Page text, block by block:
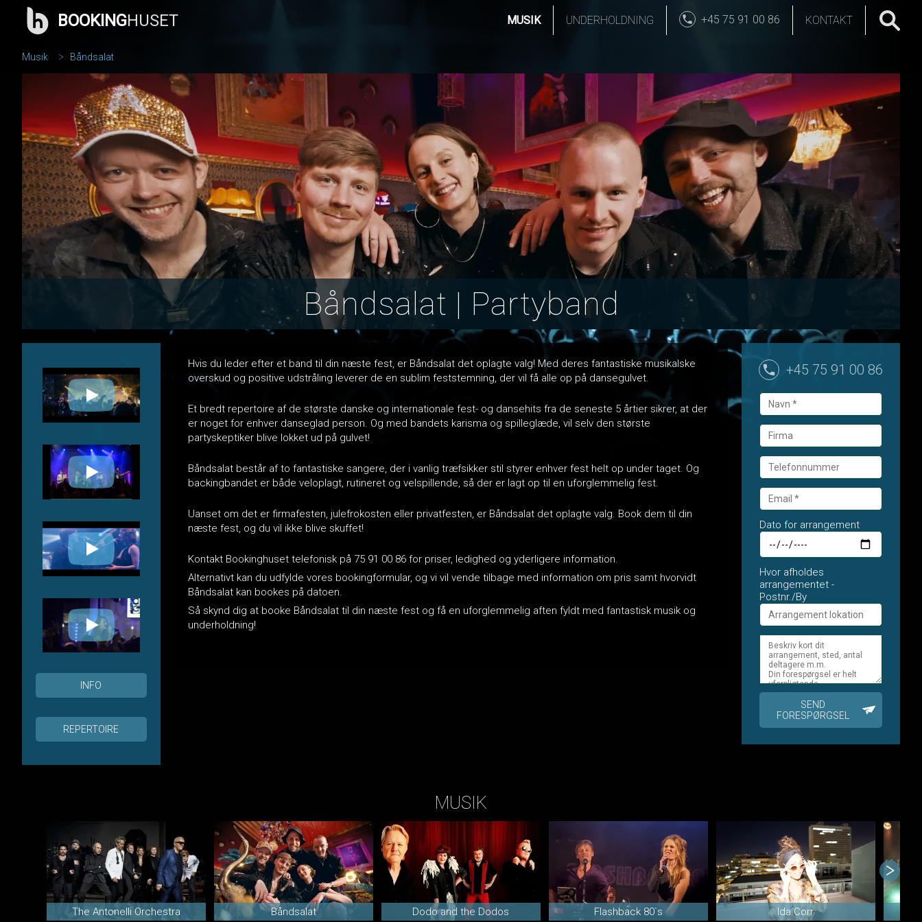
BOOKINGHUSET MUSIK UNDERHOLDNING +45 75 91 00 86 KONTAKT
Musik Båndsalat
Båndsalat | Partyband
Hvis du leder efter et band til din næste fest, er Båndsalat det oplagte valg! Med deres fantastiske musikalske
overskud og positive udstråling leverer de en sublim feststemning, der vil få alle op på dansegulvet.
Et bredt repertoire af de største danske og internationale fest- og dansehits fra de seneste 5 årtier sikrer, at der
er noget for enhver danseglad person. Og med bandets karisma og spilleglæde, vil selv den største
partyskeptiker blive lokket ud på gulvet!
Båndsalat består af to fantastiske sangere, der i vanlig træfsikker stil styrer enhver fest helt op under taget. Og
backingbandet er både veloplagt, rutineret og velspillende, så der er lagt op til en uforglemmelig fest.
Uanset om det er firmafesten, julefrokosten eller privatfesten, er Båndsalat det oplagte valg. Book dem til din
næste fest, og du vil ikke blive skuffet!
Kontakt Bookinghuset telefonisk på 75 91 00 86 for priser, ledighed og yderligere information.
Alternativt kan du udfylde vores bookingformular, og vi vil vende tilbage med information om pris samt hvorvidt
Båndsalat kan bookes på datoen.
Så skynd dig at booke Båndsalat til din næste fest og få en uforglemmelig aften fyldt med fantastisk musik og
underholdning!
INFO
REPERTOIRE
+45 75 91 00 86
Dato for arrangement
Hvor afholdes
arrangementet -
Postnr./By
SEND
FORESPØRGSEL
MUSIK
The Antonelli Orchestra Båndsalat Dodo and the Dodos Flashback 80`s Ida Corr